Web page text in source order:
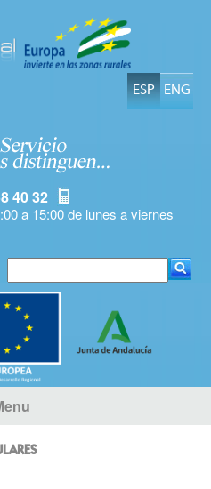
ESP ENG
40 32
a 15:00 de lunes a viernes